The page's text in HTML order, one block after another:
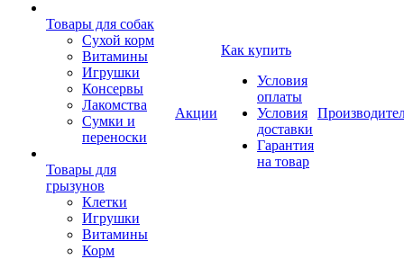
Товары для собак
Cухой корм
Витамины
Игрушки
Консервы
Лакомства
Сумки и
переноски
Товары для
грызунов
Клетки
Игрушки
Витамины
Корм
Акции
Как купить
Условия
оплаты
Условия
доставки
Гарантия
на товар